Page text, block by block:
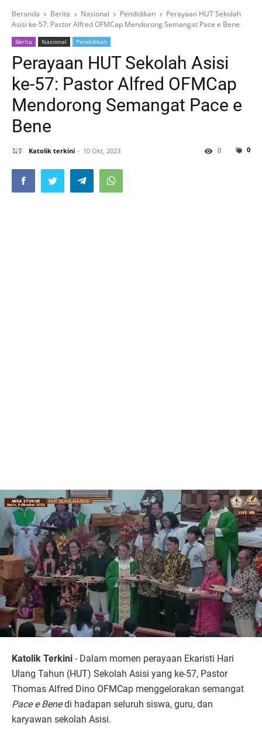
Beranda Berita Nasional Pendidikan
Perayaan HUT Sekolah
Asisi ke-57: Pastor Alfred OFMCap Mendorong Semangat Pace e Bene
Berita Nasional Pendidikan
Perayaan HUT Sekolah Asisi
ke-57: Pastor Alfred OFMCap
Mendorong Semangat Pace e
Bene
Katolik terkini 10 Okt, 2023 0
0
Katolik Terkini - Dalam momen perayaan Ekaristi Hari
Ulang Tahun (HUT) Sekolah Asisi yang ke-57, Pastor
Thomas Alfred Dino OFMCap menggelorakan semangat
Pace e Benedi hadapan seluruh siswa, guru, dan
karyawan sekolah Asisi.